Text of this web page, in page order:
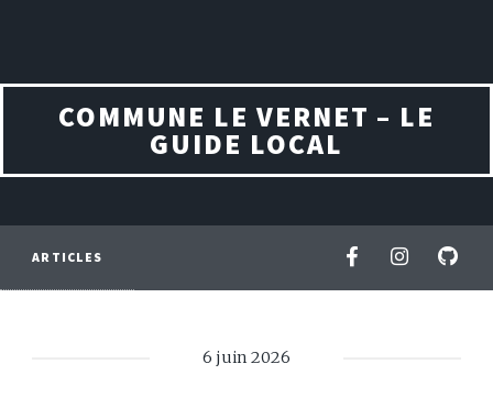
COMMUNE LE VERNET – LE
GUIDE LOCAL
ARTICLES
6 juin 2026